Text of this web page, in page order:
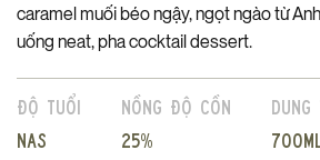
caramel muối béo ngậy, ngọt ngào từ
uống neat, pha cocktail dessert.
Độ tuổi
NAS
Nồng độ cồn
25%